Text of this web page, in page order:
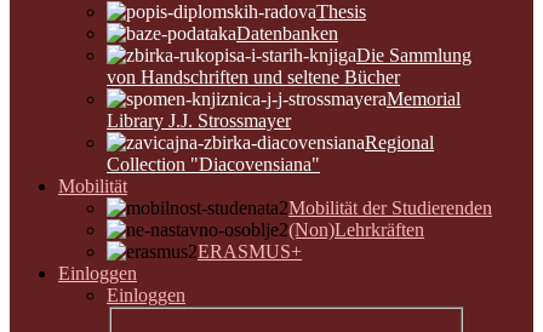
Thesis
Datenbanken
Die Sammlung
von Handschriften und seltene Bücher
Memorial
Library J.J. Strossmayer
Regional
Collection "Diacovensiana"
Mobilität
Mobilität der Studierenden
(Non)Lehrkräften
ERASMUS+
Einloggen
Einloggen